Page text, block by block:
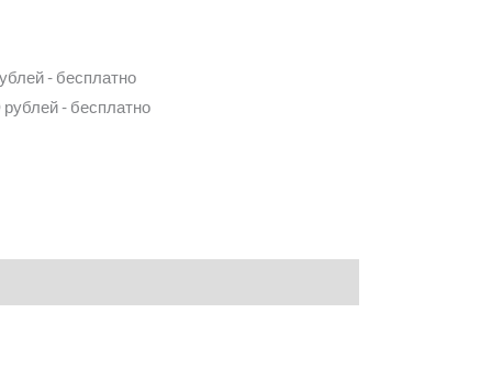
- бесплатно
- бесплатно